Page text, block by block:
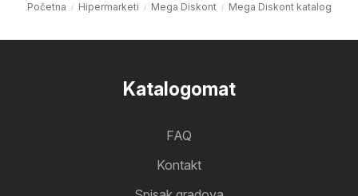
Početna Hipermarketi Mega Diskont Mega Diskont katalog
Katalogomat
FAQ
Kontakt